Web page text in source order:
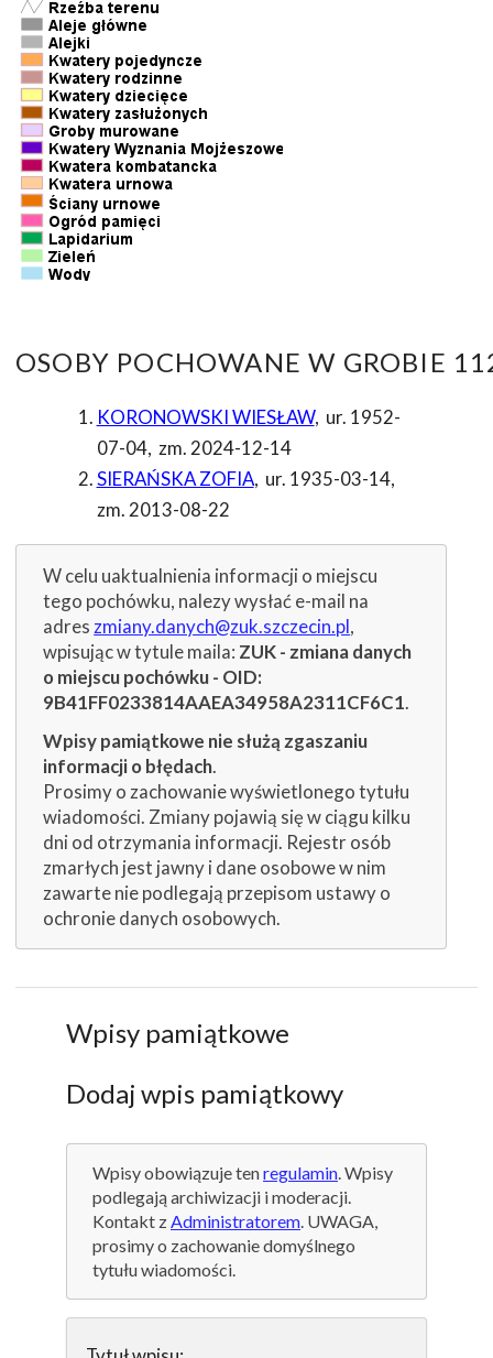
OSOBY POCHOWANE W GROBIE
KORONOWSKI WIESŁAW, ur. 1952-
07-04, zm. 2024-12-14
SIERAŃSKA ZOFIA, ur. 1935-03-14,
zm. 2013-08-22
W celu uaktualnienia informacji o miejscu
tego pochówku, nalezy wysłać e-mail na
adres zmiany.danych@zuk.szczecin.pl,
wpisując w tytule maila: ZUK - zmiana danych
o miejscu pochówku - OID:
9B41FF0233814AAEA34958A2311CF6C1.
Wpisy pamiątkowe nie służą zgaszaniu
informacji o błędach.
Prosimy o zachowanie wyświetlonego tytułu
wiadomości. Zmiany pojawią się w ciągu kilku
dni od otrzymania informacji. Rejestr osób
zmarłych jest jawny i dane osobowe w nim
zawarte nie podlegają przepisom ustawy o
ochronie danych osobowych.
Wpisy pamiątkowe
Dodaj wpis pamiątkowy
Wpisy obowiązuje tenregulamin. Wpisy
podlegają archiwizacji i moderacji.
Kontakt zAdministratorem. UWAGA,
prosimy o zachowanie domyślnego
tytułu wiadomości.